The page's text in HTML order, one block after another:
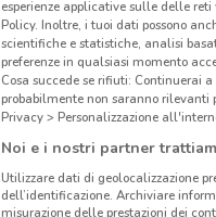
esperienze applicative sulle delle
Policy. Inoltre, i tuoi dati possono
scientifiche e statistiche, analisi
preferenze in qualsiasi momento
Cosa succede se rifiuti: Continuerai
probabilmente non saranno rilevanti
Privacy > Personalizzazione
Noi e i nostri partner
Utilizzare dati di geolocalizzazione
dell’identificazione. Archiviare
misurazione delle prestazioni dei